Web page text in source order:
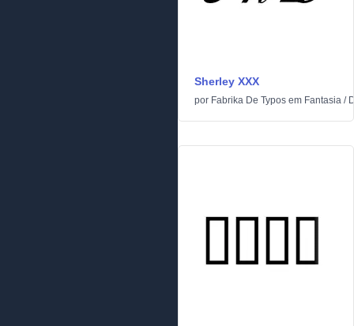
Sherley XXX
por Fabrika De Typos em Fantasia /